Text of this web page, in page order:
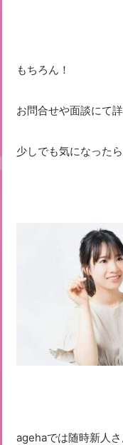
もちろん！
お問合せや面談にて
少しでも気になった
agehaでは随時新人